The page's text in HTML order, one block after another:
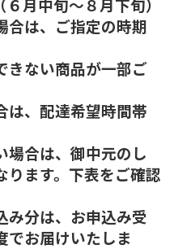
月中旬～８月下旬）
合は、ご指定の時期
ない商品が一部ご
、配達希望時間帯
合は、御中元のし
ります。下表をご確認
み分は、お申込み受
でお届けいたしま